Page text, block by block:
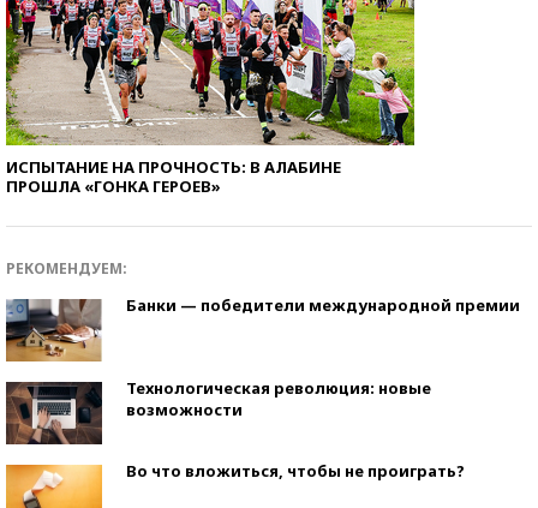
ИСПЫТАНИЕ НА ПРОЧНОСТЬ: В АЛАБИНЕ
ПРОШЛА «ГОНКА ГЕРОЕВ»
РЕКОМЕНДУЕМ:
Банки — победители международной премии
Технологическая революция: новые
возможности
Во что вложиться, чтобы не проиграть?